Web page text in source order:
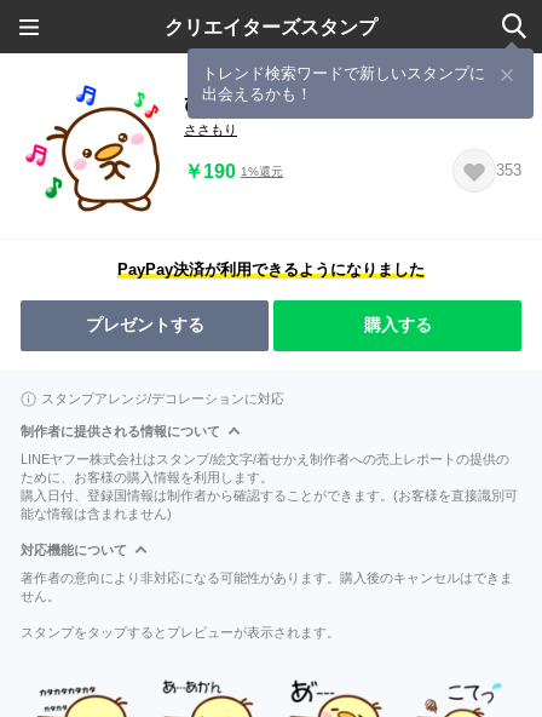
クリエイターズスタンプ
トレンド検索ワードで新しいスタンプに
出会えるかも！
ひよこさん＆ひよこさん
ささもり
￥190 1%還元 353
PayPay決済が利用できるようになりました
プレゼントする 購入する
スタンプアレンジ/デコレーションに対応
制作者に提供される情報について
LINEヤフー株式会社はスタンプ/絵文字/着せかえ制作者への売上レポートの提供の
ために、お客様の購入情報を利用します。
購入日付、登録国情報は制作者から確認することができます。(お客様を直接識別可
能な情報は含まれません)
対応機能について
著作者の意向により非対応になる可能性があります。購入後のキャンセルはできま
せん。
スタンプをタップするとプレビューが表示されます。